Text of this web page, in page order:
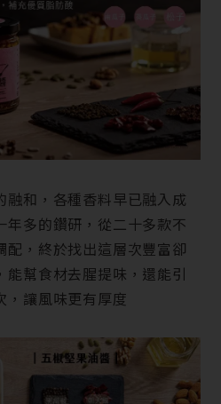
融和，各種香料早已融入成
年多的鑽研，從二十多款不
配，終於找出這層次豐富卻
能幫食材去腥提味，還能引
，讓風味更有厚度